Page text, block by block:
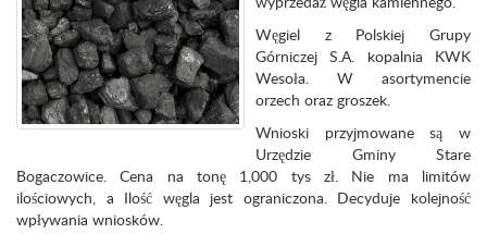
Węgiel z Polskiej Grupy
Górniczej S.A. kopalnia KWK
Wesoła. W asortymencie
orzech oraz groszek.
Wnioski przyjmowane są w
Urzędzie Gminy Stare
Bogaczowice. Cena na tonę 1,000 tys zł. Nie ma limitów
ilościowych, a Ilość węgla jest ograniczona. Decyduje kolejność
wpływania wniosków.